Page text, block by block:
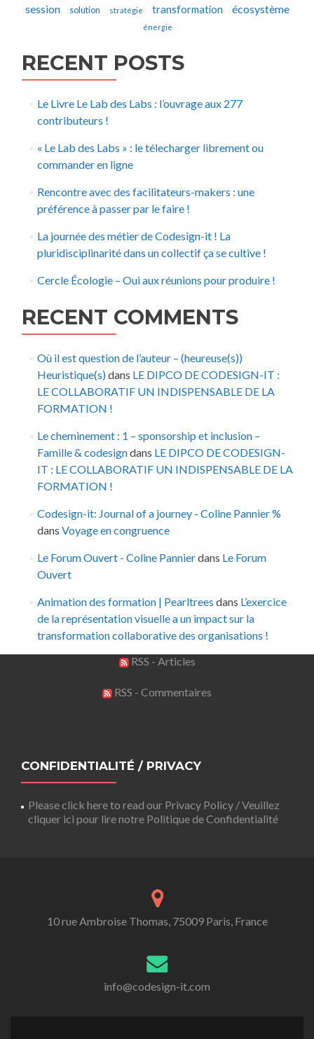
session solution stratégie transformation écosystème
énergie
RECENT POSTS
Le Livre Le Lab des Labs : l’ouvrage aux 277
contributeurs !
« Le Lab des Labs » : le télecharger librement ou
commander en ligne
Rencontre avec des facilitateurs-makers : une
préférence à passer par le faire !
La journée des métier de Codesign-it ! La
pluridisciplinarité dans un collectif ça se cultive !
Cercle Écologie – Oui aux réunions pour produire !
RECENT COMMENTS
Où il est question de l’auteur – (heureuse(s))
Heuristique(s)dans LE DIPCO DE CODESIGN-IT :
LE COLLABORATIF UN INDISPENSABLE DE LA
FORMATION !
Le cheminement : 1 – sponsorship et inclusion –
Famille & codesigndans LE DIPCO DE CODESIGN-
IT : LE COLLABORATIF UN INDISPENSABLE DE LA
FORMATION !
Codesign-it: Journal of a journey - Coline Pannier %
dans Voyage en congruence
Le Forum Ouvert - Coline Pannierdans Le Forum
Ouvert
Animation des formation | Pearltrees dans L’exercice
de la représentation visuelle a un impact sur la
transformation collaborative des organisations !
RSS - Articles
RSS - Commentaires
CONFIDENTIALITÉ / PRIVACY
Please click here to read our Privacy Policy / Veuillez
cliquer ici pour lire notre Politique de Confidentialité
10 rue Ambroise Thomas, 75009 Paris, France
info@codesign-it.com